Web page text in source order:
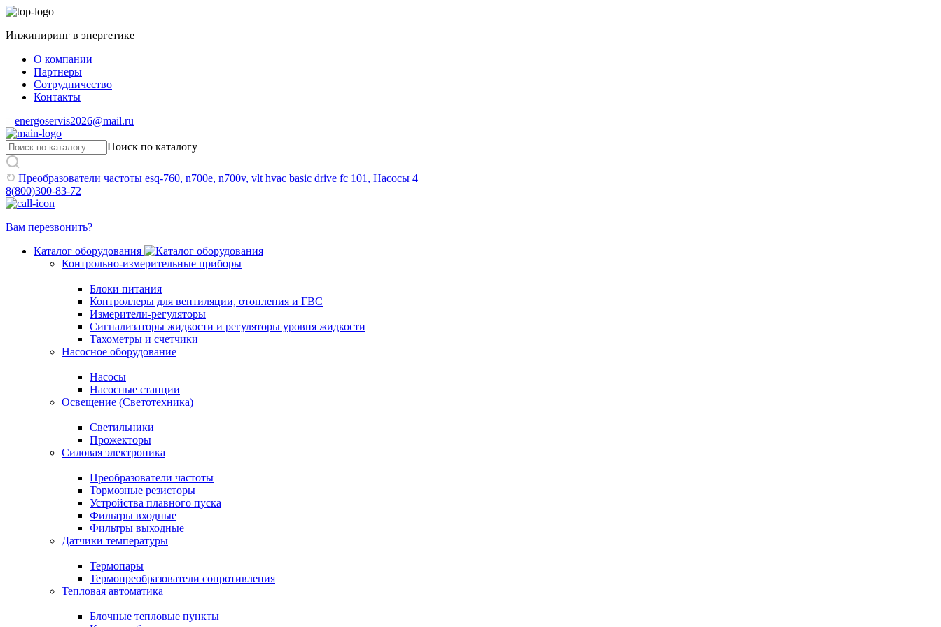
Инжиниринг в энергетике
О компании
Партнеры
Сотрудничество
Контакты
energoservis2026@mail.ru
Поиск по каталогу
Преобразователи частоты esq-760, n700e, n700v, vlt hvac basic drive fc 101, Насосы 4
8(800)300-83-72
Вам перезвонить?
Каталог оборудования
Контрольно-измерительные приборы
Блоки питания
Контроллеры для вентиляции, отопления и ГВС
Измерители-регуляторы
Сигнализаторы жидкости и регуляторы уровня жидкости
Тахометры и счетчики
Насосное оборудование
Насосы
Насосные станции
Освещение (Светотехника)
Светильники
Прожекторы
Силовая электроника
Преобразователи частоты
Тормозные резисторы
Устройства плавного пуска
Фильтры входные
Фильтры выходные
Датчики температуры
Термопары
Термопреобразователи сопротивления
Тепловая автоматика
Блочные тепловые пункты